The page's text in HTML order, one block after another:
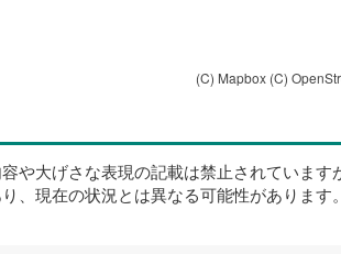
(C) Mapbox (C)
や大げさな表現の記載は禁止されていま
、現在の状況とは異なる可能性がありま